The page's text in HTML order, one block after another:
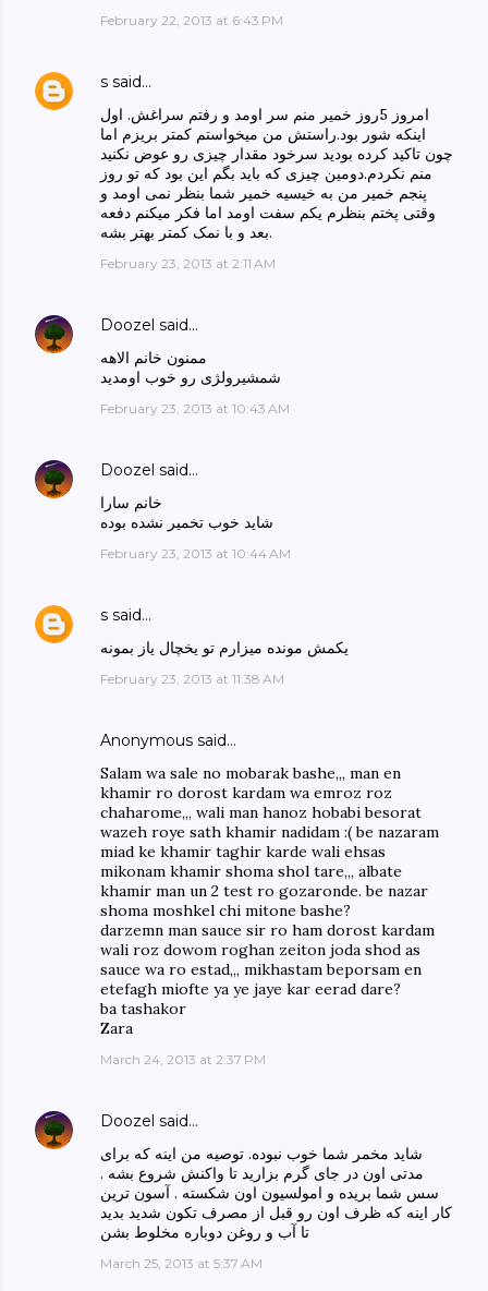
February 22, 2013 at 6:43 PM
s said…
امروز 5روز خمیر منم سر اومد و رفتم سراغش. اول
اینکه شور بود.راستش من میخواستم کمتر بریزم اما
چون تاکید کرده بودید سرخود مقدار چیزی رو عوض نکنید
منم نکردم.دومین چیزی که باید بگم این بود که تو روز
پنجم خمیر من به خیسیه خمیر شما بنظر نمی اومد و
وقتی پختم بنظرم یکم سفت اومد اما فکر میکنم دفعه
بعد و با نمک کمتر بهتر بشه.
February 23, 2013 at 2:11 AM
Doozel said…
ممنون خانم الاهه
شمشیرولژی رو خوب اومدید
February 23, 2013 at 10:43 AM
Doozel said…
خانم سارا
شاید خوب تخمیر نشده بوده
February 23, 2013 at 10:44 AM
s said…
یکمش مونده میزارم تو یخچال یاز بمونه
February 23, 2013 at 11:38 AM
Anonymous said…
Salam wa sale no mobarak bashe,,, man en
khamir ro dorost kardam wa emroz roz
chaharome,,, wali man hanoz hobabi besorat
wazeh roye sath khamir nadidam :( be nazaram
miad ke khamir taghir karde wali ehsas
mikonam khamir shoma shol tare,,, albate
khamir man un 2 test ro gozaronde. be nazar
shoma moshkel chi mitone bashe?
darzemn man sauce sir ro ham dorost kardam
wali roz dowom roghan zeiton joda shod as
sauce wa ro estad,,, mikhastam beporsam en
etefagh miofte ya ye jaye kar eerad dare?
ba tashakor
Zara
March 24, 2013 at 2:37 PM
Doozel said…
شاید مخمر شما خوب نبوده. توصیه من اینه که برای
مدتی اون در جای گرم بزارید تا واکنش شروع بشه .
سس شما بریده و امولسیون اون شکسته . آسون ترین
کار اینه که ظرف اون رو قبل از مصرف تکون شدید بدید
تا آب و روغن دوباره مخلوط بشن
March 25, 2013 at 5:37 AM